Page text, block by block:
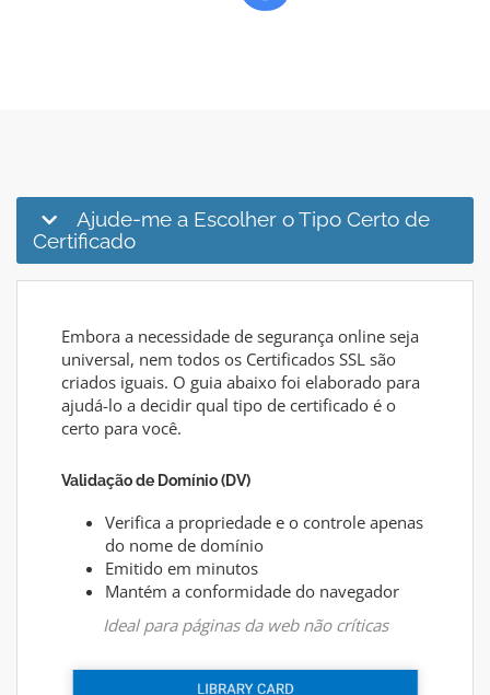
Ajude-me a Escolher o Tipo Certo de
Certificado
Embora a necessidade de segurança online seja
universal, nem todos os Certificados SSL são
criados iguais. O guia abaixo foi elaborado para
ajudá-lo a decidir qual tipo de certificado é o
certo para você.
Validação de Domínio (DV)
Verifica a propriedade e o controle apenas
do nome de domínio
Emitido em minutos
Mantém a conformidade do navegador
Ideal para páginas da web não críticas